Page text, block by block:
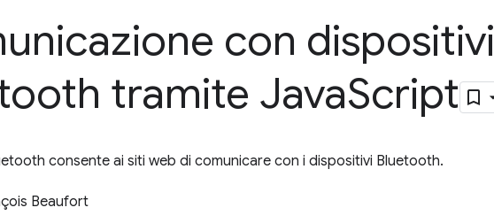
con dispositivi
tramite JavaScript
consente ai siti web di comunicare con i dispositivi Bluetooth.
Beaufort